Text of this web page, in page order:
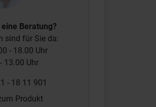
Beratung?
sind für Sie da:
- 18.00 Uhr
13.00 Uhr
- 18 11 901
Produkt